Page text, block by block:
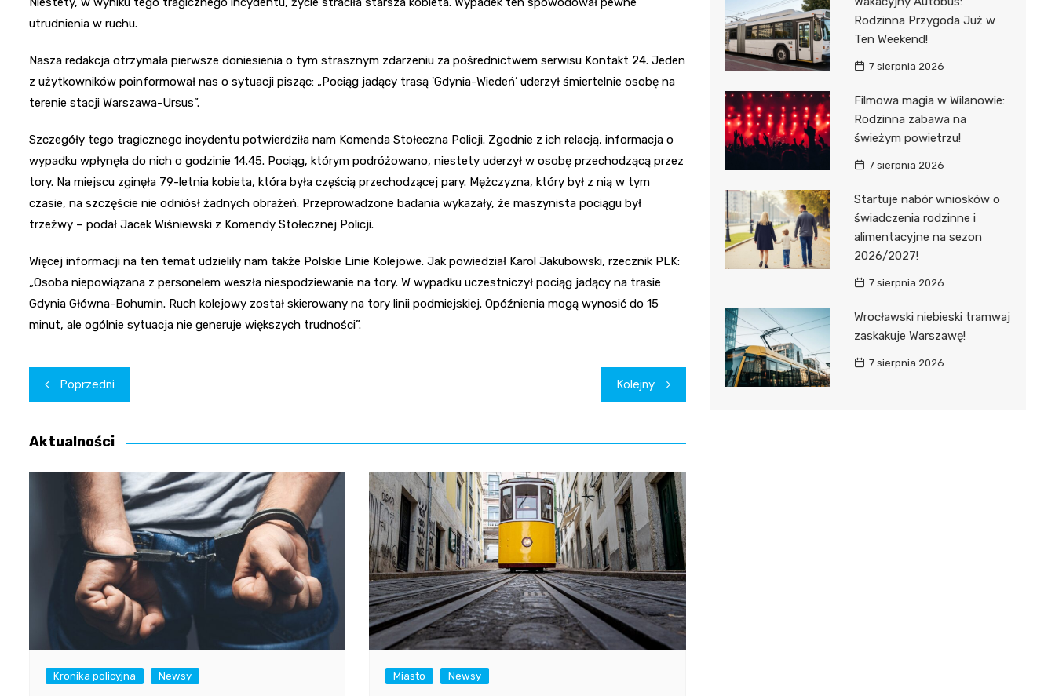
utrudnienia w ruchu.
Nasza redakcja otrzymała pierwsze doniesienia o tym strasznym zdarzeniu za pośrednictwem serwisu Kontakt 24. Jeden
z użytkowników poinformował nas o sytuacji pisząc: „Pociąg jadący trasą 'Gdynia-Wiedeń’ uderzył śmiertelnie osobę na
terenie stacji Warszawa-Ursus”.
Szczegóły tego tragicznego incydentu potwierdziła nam Komenda Stołeczna Policji. Zgodnie z ich relacją, informacja o
wypadku wpłynęła do nich o godzinie 14.45. Pociąg, którym podróżowano, niestety uderzył w osobę przechodzącą przez
tory. Na miejscu zginęła 79-letnia kobieta, która była częścią przechodzącej pary. Mężczyzna, który był z nią w tym
czasie, na szczęście nie odniósł żadnych obrażeń. Przeprowadzone badania wykazały, że maszynista pociągu był
trzeźwy – podał Jacek Wiśniewski z Komendy Stołecznej Policji.
Więcej informacji na ten temat udzieliły nam także Polskie Linie Kolejowe. Jak powiedział Karol Jakubowski, rzecznik PLK:
„Osoba niepowiązana z personelem weszła niespodziewanie na tory. W wypadku uczestniczył pociąg jadący na trasie
Gdynia Główna-Bohumin. Ruch kolejowy został skierowany na tory linii podmiejskiej. Opóźnienia mogą wynosić do 15
minut, ale ogólnie sytuacja nie generuje większych trudności”.
Nawigacja
wpisu
Poprzedni Kolejny
Aktualności
Kronika policyjna Newsy Miasto Newsy
Rodzinna Przygoda Już w
Ten Weekend!
7 sierpnia 2026
Filmowa magia w Wilanowie:
Rodzinna zabawa na
świeżym powietrzu!
7 sierpnia 2026
Startuje nabór wniosków o
świadczenia rodzinne i
alimentacyjne na sezon
2026/2027!
7 sierpnia 2026
Wrocławski niebieski tramwaj
zaskakuje Warszawę!
7 sierpnia 2026